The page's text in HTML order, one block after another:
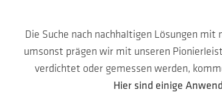
Die Suche nach nachhaltigen Lösungen
umsonst prägen wir mit unseren
verdichtet oder gemessen werden,
Hier sind einige